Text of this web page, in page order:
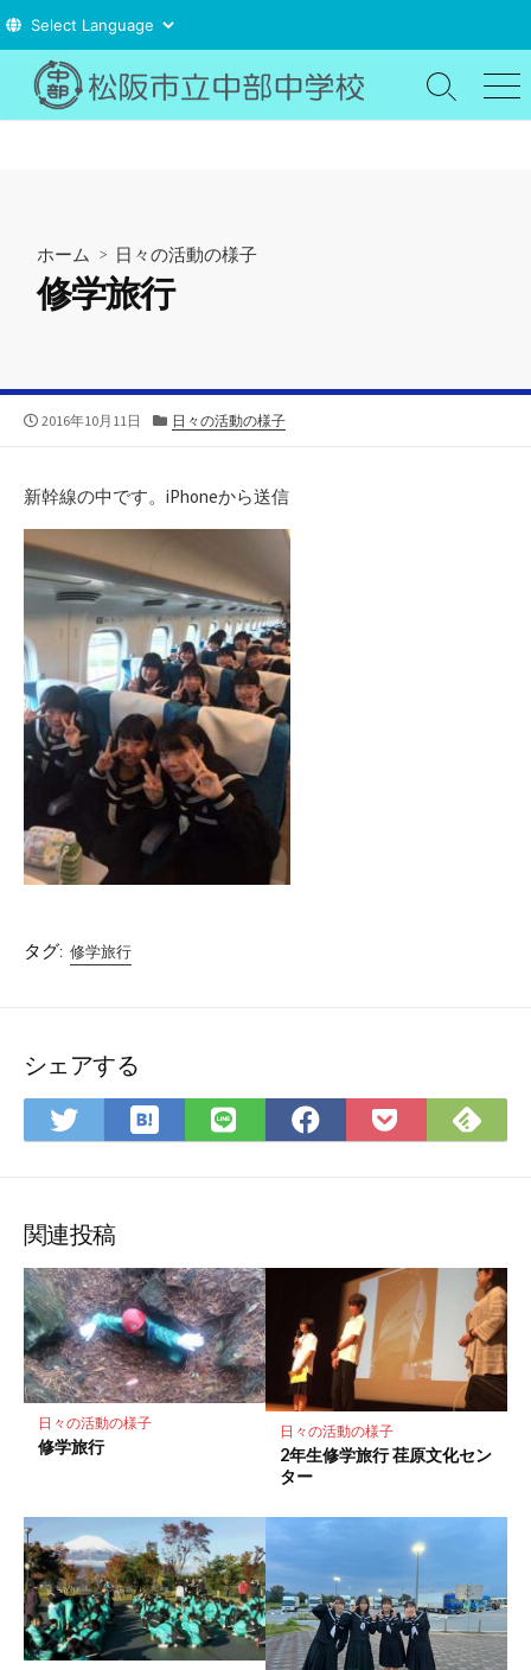
テ
検
索
メ
ニ
ホーム > 日々の活動の様子
修学旅行
公
2016年10月11日
カ
リ
日々の活動の様子
新幹線の中です。iPhoneから送信
タグ: 修学旅行
シェアする
Twitter
で
ア
は
て
ク
マ
ー
ク
に
保
LINE
で
Facebook
で
Pocket
に
で
関連投稿
日々の活動の様子
修学旅行
日々の活動の様子
2年生修学旅行 荏原文化セン
ター